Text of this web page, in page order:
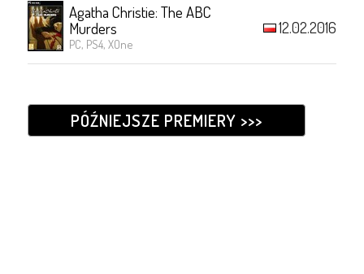
Agatha Christie: The ABC
Murders
PC, PS4, XOne
12.02.2016
PÓŹNIEJSZE PREMIERY >>>